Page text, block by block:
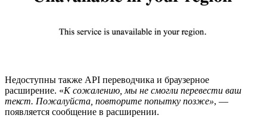
Недоступны также API переводчика и браузерное
расширение. «К сожалению, мы не смогли перевести ваш
текст. Пожалуйста, повторите попытку позже», —
появляется сообщение в расширении.